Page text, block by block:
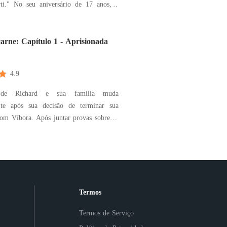
anos, a
pai. Sem saber o que fazer, ela é
Capítulo 1 - Aprisionada
4.9
Richard e sua família muda
após sua decisão de terminar sua
Víbora. Após juntar provas sobre os
Termos
Termos de Serviço